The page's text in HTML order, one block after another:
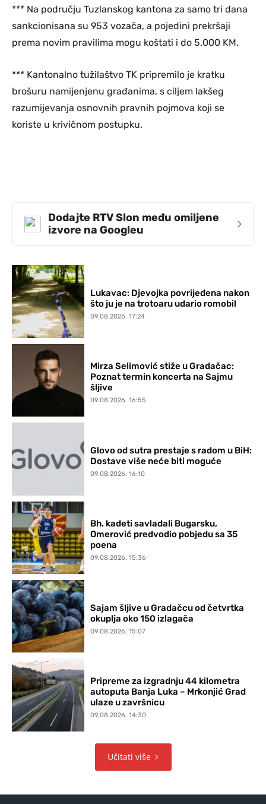
*** Na području Tuzlanskog kantona za samo tri dana
sankcionisana su 953 vozača, a pojedini prekršaji
prema novim pravilima mogu koštati i do 5.000 KM.
*** Kantonalno tužilaštvo TK pripremilo je kratku
brošuru namijenjenu građanima, s ciljem lakšeg
razumijevanja osnovnih pravnih pojmova koji se
koriste u krivičnom postupku.
Dodajte RTV Slon među omiljene
izvore na Googleu
›
Lukavac: Djevojka povrijeđena nakon
što ju je na trotoaru udario romobil
09.08.2026. 17:24
Mirza Selimović stiže u Gradačac:
Poznat termin koncerta na Sajmu
šljive
09.08.2026. 16:55
Glovo od sutra prestaje s radom u BiH:
Dostave više neće biti moguće
09.08.2026. 16:10
Bh. kadeti savladali Bugarsku,
Omerović predvodio pobjedu sa 35
poena
09.08.2026. 15:36
Sajam šljive u Gradačcu od četvrtka
okuplja oko 150 izlagača
09.08.2026. 15:07
Pripreme za izgradnju 44 kilometra
autoputa Banja Luka – Mrkonjić Grad
ulaze u završnicu
09.08.2026. 14:30
Učitati više